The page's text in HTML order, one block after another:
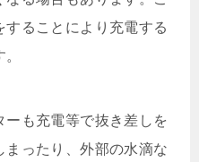
することにより充電する
ーも充電等で抜き差しを
ったり、外部の水滴な